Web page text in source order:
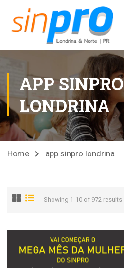
APP SINPRO
LONDRINA
Home app sinpro londrina
Showing 1-10 of 972 results